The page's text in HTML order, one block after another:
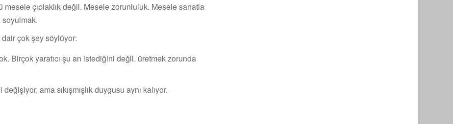
çıplaklık değil. Mesele zorunluluk. Mesele sanatla
soyulmak.
çok şey söylüyor:
Birçok yaratıcı şu an istediğini değil, üretmek zorunda
ama sıkışmışlık duygusu aynı kalıyor.